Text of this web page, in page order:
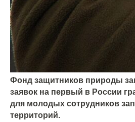
Фонд защитников природы
заявок на первый в России
для молодых сотрудников
территорий.